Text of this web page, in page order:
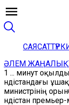
САЯСАТ
ӘЛЕМ
1 ... минут оқылды
Үндістандағы
министрінің
Үндістан